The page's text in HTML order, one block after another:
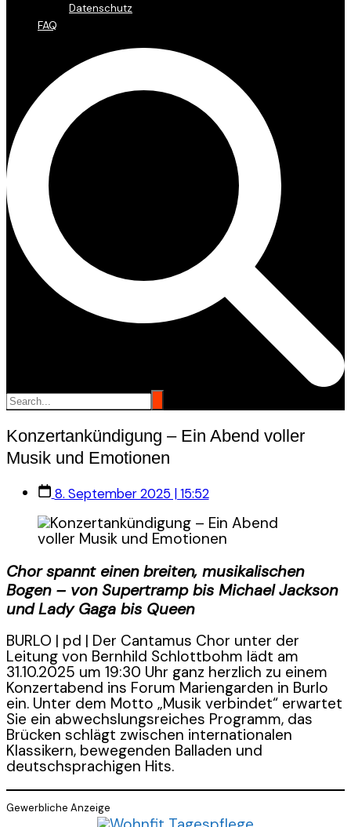
Datenschutz
FAQ
Konzertankündigung – Ein Abend voller
Musik und Emotionen
8. September 2025 | 15:52
Chor spannt einen breiten, musikalischen
Bogen – von Supertramp bis Michael Jackson
und Lady Gaga bis Queen
BURLO | pd | Der Cantamus Chor unter der
Leitung von Bernhild Schlottbohm lädt am
31.10.2025 um 19:30 Uhr ganz herzlich zu einem
Konzertabend ins Forum Mariengarden in Burlo
ein. Unter dem Motto „Musik verbindet“ erwartet
Sie ein abwechslungsreiches Programm, das
Brücken schlägt zwischen internationalen
Klassikern, bewegenden Balladen und
deutschsprachigen Hits.
Gewerbliche Anzeige